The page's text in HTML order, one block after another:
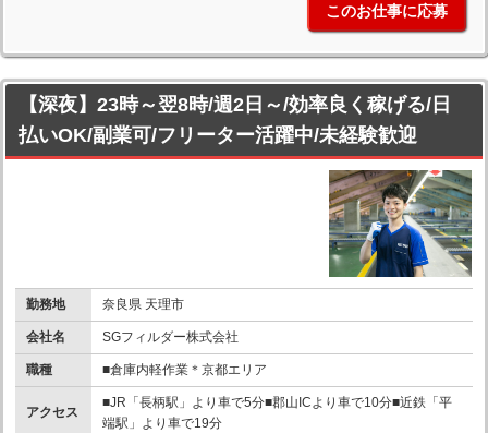
このお仕事に応募
【深夜】23時～翌8時/週2日～/効率良く稼げる/日
払いOK/副業可/フリーター活躍中/未経験歓迎
勤務地 奈良県 天理市
会社名 SGフィルダー株式会社
職種 ■倉庫内軽作業＊京都エリア
アクセス
■JR「長柄駅」より車で5分■郡山ICより車で10分■近鉄「平
端駅」より車で19分